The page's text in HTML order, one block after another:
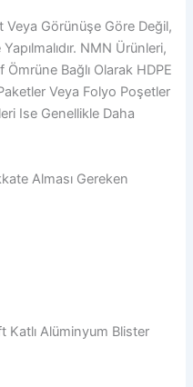
Veya Görünüşe Göre Değil,
NMN Ürünleri,
Bağlı Olarak HDPE
Veya Folyo Poşetler
Ise Genellikle Daha
Alması Gereken
Katlı Alüminyum Blister